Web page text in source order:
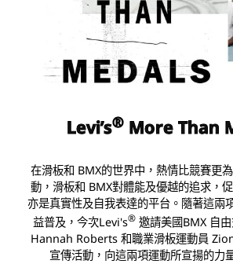
Levi’s® More Than
在滑板和 BMX的世界中，熱情比競賽更
動，滑板和 BMX對體能及優越的追求，
亦是真實性及自我表達的平台。隨著這兩
益普及，今次Levi's®邀請美國BMX 自
Hannah Roberts 和職業滑板運動員
宣傳活動，向這兩項運動所宣揚的力